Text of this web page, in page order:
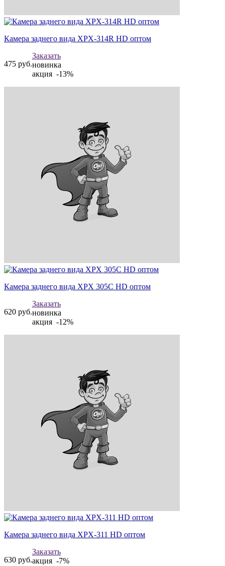
Камера заднего вида XPX-314R HD оптом
475 руб.
Заказать
новинка
акция -13%
Камера заднего вида XPX 305C HD оптом
620 руб.
Заказать
новинка
акция -12%
Камера заднего вида XPX-311 HD оптом
630 руб.
Заказать
акция -7%